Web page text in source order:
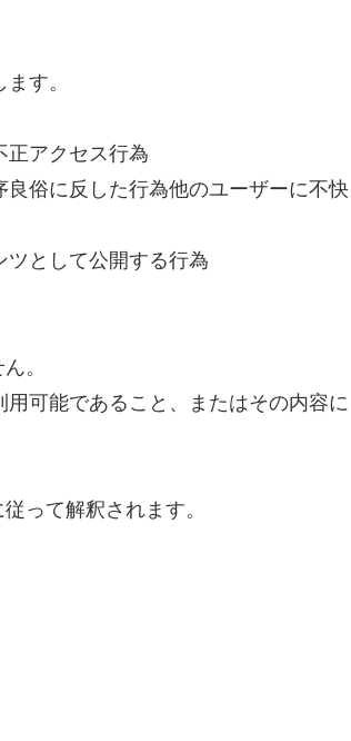
す。
正アクセス行為
俗に反した行為他のユーザーに不快
ツとして公開する行為
。
可能であること、またはその内容に
って解釈されます。